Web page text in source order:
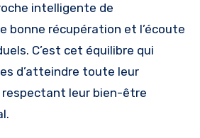
intelligente de
bonne récupération et l’écoute
C’est cet équilibre qui
d’atteindre toute leur
leur bien-être